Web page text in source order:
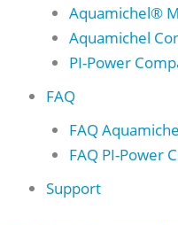
Aquamichel®
Aquamichel
PI-Power
FAQ
FAQ
FAQ PI-Power
Support